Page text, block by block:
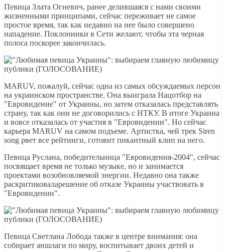
Певица Злата Огневич, ранее делившаяся с нами своими
жизненными принципами, сейчас переживает не самое
простое время, так как недавно на нее было совершено
нападение. Поклонники в Сети желают, чтобы эта черная
полоса поскорее закончилась.
MARUV, пожалуй, сейчас одна из самых обсуждаемых персон
на украинском пространстве. Она выиграла Нацотбор на
"Евровидение" от Украины, но затем отказалась представлять
страну, так как они не договорились с НТКУ. В итоге Украина
и вовсе отказалась от участия в "Евровидении". Но сейчас
карьера MARUV на самом подъеме. Артистка, чей трек Siren
song рвет все рейтинги, готовит пикантный клип на него.
Певица Руслана, победительница "Евровидения-2004", сейчас
посвящает время не только музыке, но и занимается
проектами возобновляемой энергии. Недавно она также
раскритиковаларешение об отказе Украины участвовать в
"Евровидении".
Певица Светлана Лобода также в центре внимания: она
собирает аншлаги по миру, воспитывает двоих детей и